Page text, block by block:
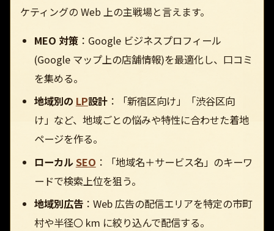
ケティングの Web 上の主戦場と言えます。
MEO 対策：Google ビジネスプロフィール
(Google マップ上の店舗情報)を最適化し、口コミ
を集める。
地域別の LP設計：「新宿区向け」「渋谷区向
け」など、地域ごとの悩みや特性に合わせた着地
ページを作る。
ローカルSEO ：「地域名＋サービス名」のキーワ
ードで検索上位を狙う。
地域別広告：Web 広告の配信エリアを特定の市町
村や半径〇 km に絞り込んで配信する。